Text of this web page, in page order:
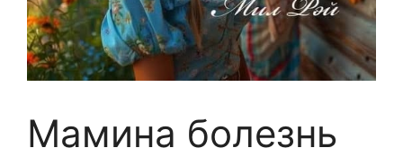
Мамина болезнь